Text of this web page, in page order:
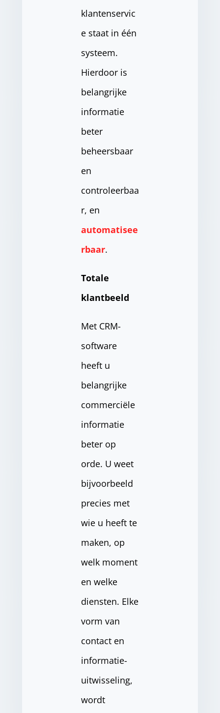
klantenservic
e staat in één
systeem.
Hierdoor is
belangrijke
informatie
beter
beheersbaar
en
controleerbaa
r, en
automatisee
rbaar.
Totale
klantbeeld
Met CRM-
software
heeft u
belangrijke
commerciële
informatie
beter op
orde. U weet
bijvoorbeeld
precies met
wie u heeft te
maken, op
welk moment
en welke
diensten. Elke
vorm van
contact en
informatie-
uitwisseling,
wordt